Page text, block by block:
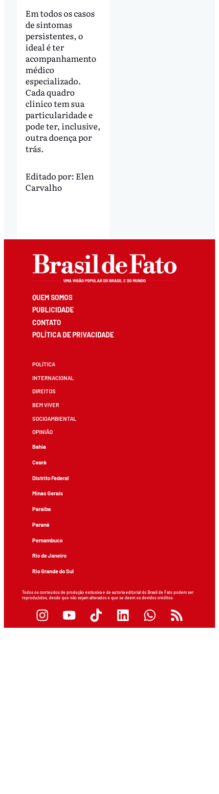
Em todos os casos
de sintomas
persistentes, o
ideal é ter
acompanhamento
médico
especializado.
Cada quadro
clínico tem sua
particularidade e
pode ter, inclusive,
outra doença por
trás.
Editado por: Elen
Carvalho
QUEM SOMOS
PUBLICIDADE
CONTATO
POLÍTICA DE PRIVACIDADE
POLÍTICA
INTERNACIONAL
DIREITOS
BEM VIVER
SOCIOAMBIENTAL
OPINIÃO
Bahia
Ceará
Distrito Federal
Minas Gerais
Paraíba
Paraná
Pernambuco
Rio de Janeiro
Rio Grande do Sul
Todos os conteúdos de produção exclusiva e de autoria editorial do Brasil de Fato podem ser
reproduzidos, desde que não sejam alterados e que se deem os devidos créditos.